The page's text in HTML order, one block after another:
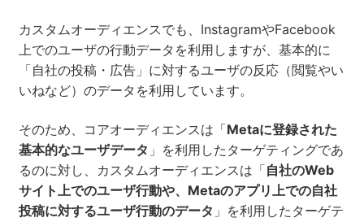
カスタムオーディエンスでも、InstagramやFacebook
上でのユーザの行動データを利用しますが、基本的に
「自社の投稿・広告」に対するユーザの反応（閲覧やい
いねなど）のデータを利用しています。
そのため、コアオーディエンスは「Metaに登録された
基本的なユーザデータ 」を利用したターゲティングであ
るのに対し、カスタムオーディエンスは「自社のWeb
サイト上でのユーザ行動や、Metaのアプリ上での自社
投稿に対するユーザ行動のデータ 」を利用したターゲテ